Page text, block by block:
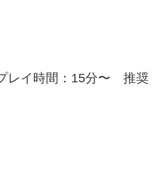
レイ時間：15分〜 推奨